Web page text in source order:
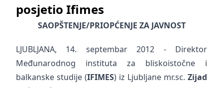
posjetio Ifimes
SAOPŠTENJE/PRIOPĆENJE ZA JAVNOST
LJUBLJANA, 14. septembar 2012 - Direktor
Međunarodnog instituta za bliskoistočne i
balkanske studije (IFIMES) iz Ljubljane mr.sc. Zijad